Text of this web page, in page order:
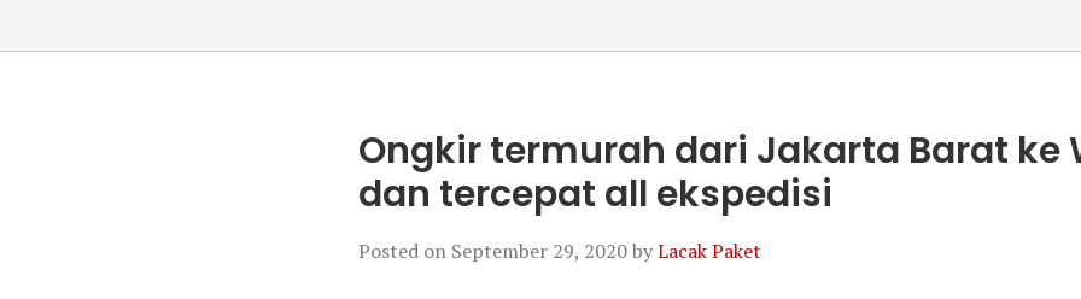
Ongkir termurah dari Jakarta Barat ke
dan tercepat all ekspedisi
Posted on September 29, 2020byLacak Paket